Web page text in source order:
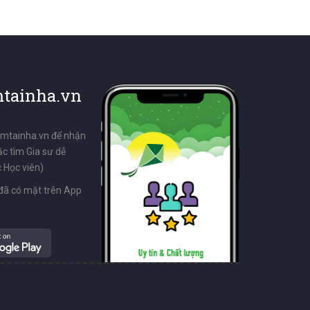
để nhận
tìm Gia sư dễ
Học viên)
có mặt trên App